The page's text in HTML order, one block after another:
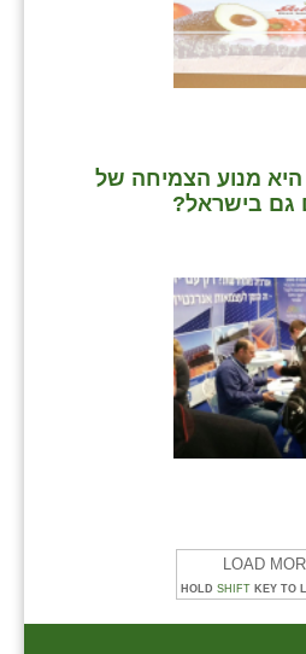
היא מנוע הצמיחה של
גם בישראל?
LOAD
HOLD SHIFT KEY TO